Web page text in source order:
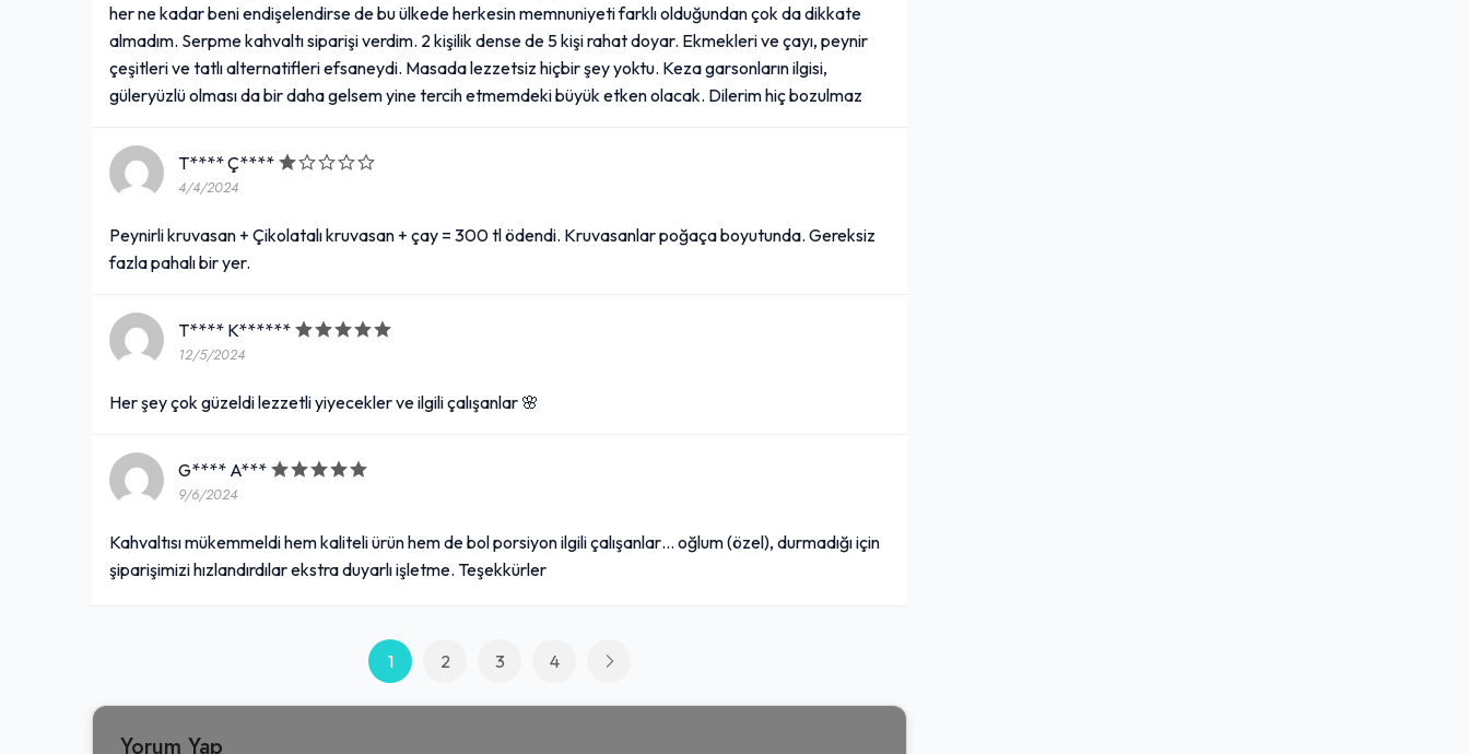
her ne kadar beni endişelendirse de bu ülkede herkesin memnuniyeti farklı olduğundan çok da dikkate
almadım. Serpme kahvaltı siparişi verdim. 2 kişilik dense de 5 kişi rahat doyar. Ekmekleri ve çayı, peynir
çeşitleri ve tatlı alternatifleri efsaneydi. Masada lezzetsiz hiçbir şey yoktu. Keza garsonların ilgisi,
güleryüzlü olması da bir daha gelsem yine tercih etmemdeki büyük etken olacak. Dilerim hiç bozulmaz
T**** Ç****
4/4/2024
Peynirli kruvasan + Çikolatalı kruvasan + çay = 300 tl ödendi. Kruvasanlar poğaça boyutunda. Gereksiz
fazla pahalı bir yer.
T**** K******
12/5/2024
Her şey çok güzeldi lezzetli yiyecekler ve ilgili çalışanlar 🌸
G**** A***
9/6/2024
Kahvaltısı mükemmeldi hem kaliteli ürün hem de bol porsiyon ilgili çalışanlar… oğlum (özel), durmadığı için
şiparişimizi hızlandırdılar ekstra duyarlı işletme. Teşekkürler
1 2 3 4
Yorum Yap